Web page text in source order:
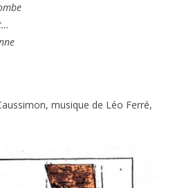
musique de Léo Ferré,